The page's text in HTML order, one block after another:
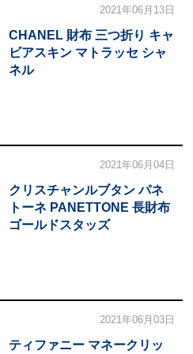
2021年06月13日
CHANEL 財布 三つ折り キャ
ビアスキン マトラッセ シャ
ネル
2021年06月04日
クリスチャンルブタン パネ
トーネ PANETTONE 長財布
ゴールドスタッズ
2021年06月03日
ティファニー マネークリッ